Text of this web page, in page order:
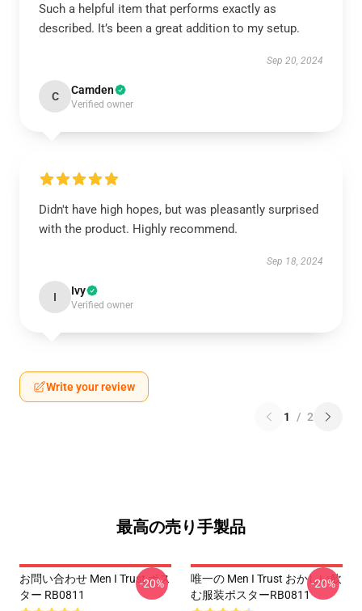
Such a helpful item that performs exactly as
described. It’s been a great addition to my setup.
Sep 20, 2024
C Camden
Verified owner
Didn't have high hopes, but was pleasantly surprised
with the product. Highly recommend.
Sep 18, 2024
I Ivy
Verified owner
Write your review
1 / 2
最高の売り手製品
お問い合わせ Men I Trust ポス
ター RB0811
-20%
唯一の Men I Trust おかしい飲
む服装ポスターRB0811
-20%